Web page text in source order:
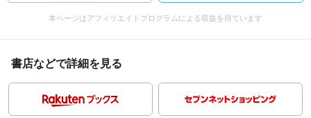
本ページはアフィリエイトプログラムによる収益を得ています
書店などで詳細を見る